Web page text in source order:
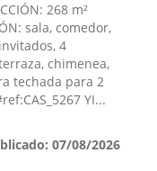
268 m²
sala, comedor,
4
chimenea,
techada para 2
YI...
07/08/2026